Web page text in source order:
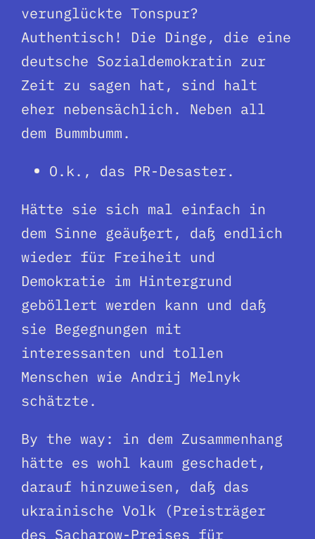
verunglückte Tonspur?
Authentisch! Die Dinge, die eine
deutsche Sozialdemokratin zur
Zeit zu sagen hat, sind halt
eher nebensächlich. Neben all
dem Bummbumm.
O.k., das PR-Desaster.
Hätte sie sich mal einfach in
dem Sinne geäußert, daß endlich
wieder für Freiheit und
Demokratie im Hintergrund
geböllert werden kann und daß
sie Begegnungen mit
interessanten und tollen
Menschen wie Andrij Melnyk
schätzte.
By the way: in dem Zusammenhang
hätte es wohl kaum geschadet,
darauf hinzuweisen, daß das
ukrainische Volk (Preisträger
des Sacharow-Preises für